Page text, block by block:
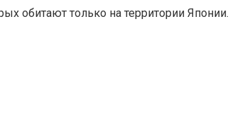
обитают только на территории Японии.